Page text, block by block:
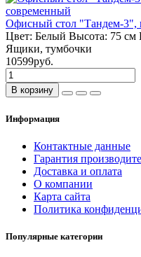
Офисный стол "Тандем-3",
Цвет: Белый Высота: 75 см
Ящики, тумбочки
10599руб.
В корзину
Информация
Контактные данные
Гарантия
Доставка и оплата
О компании
Карта сайта
Политика
Популярные категории